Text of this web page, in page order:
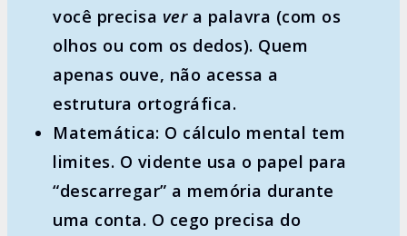
você precisa vera palavra (com os
olhos ou com os dedos). Quem
apenas ouve, não acessa a
estrutura ortográfica.
Matemática: O cálculo mental tem
limites. O vidente usa o papel para
“descarregar” a memória durante
uma conta. O cego precisa do